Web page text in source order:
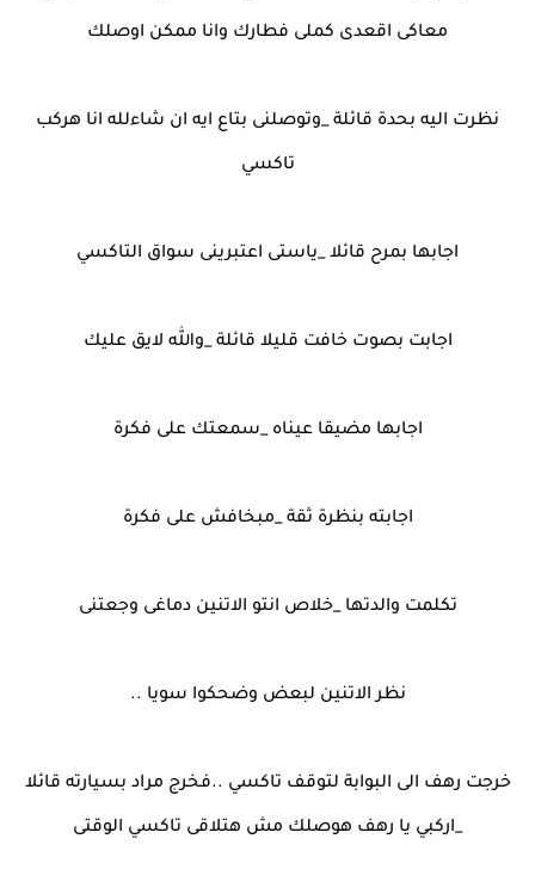
معاكى اقعدى كملى فطارك وانا ممكن اوصلك
نظرت اليه بحدة قائلة _وتوصلنى بتاع ايه ان شاءلله انا هركب
تاكسي
اجابها بمرح قائلا _ياستى اعتبرينى سواق التاكسي
اجابت بصوت خافت قليلا قائلة _والله لايق عليك
اجابها مضيقا عيناه _سمعتك على فكرة
اجابته بنظرة ثقة _مبخافش على فكرة
تكلمت والدتها _خلاص انتو الاتنين دماغى وجعتنى
نظر الاتنين لبعض وضحكوا سويا ..
خرجت رهف الى البوابة لتوقف تاكسي ..فخرج مراد بسيارته قائلا
_اركبي يا رهف هوصلك مش هتلاقى تاكسي الوقتى